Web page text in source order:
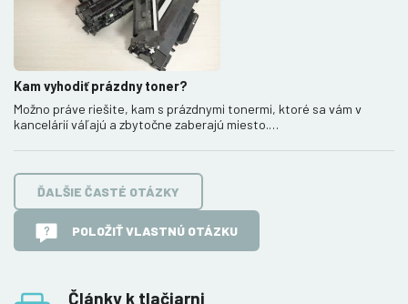
Články k tlačiarni
Kam vyhodiť prázdny toner?
Možno práve riešite, kam s prázdnymi tonermi, ktoré sa vám v
kancelárií váľajú a zbytočne zaberajú miesto.…
ĎALŠIE ČASTÉ OTÁZKY
POLOŽIŤ VLASTNÚ OTÁZKU